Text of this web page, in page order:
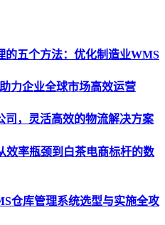
的五个方法：优化制造业WMS
力企业全球市场高效运营
司，灵活高效的物流解决方案
效率瓶颈到白茶电商标杆的数
仓库管理系统选型与实施全攻